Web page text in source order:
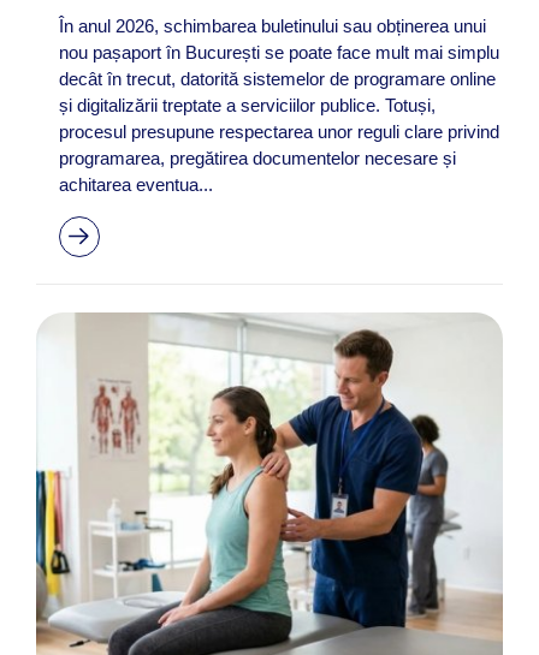
În anul 2026, schimbarea buletinului sau obținerea unui
nou pașaport în București se poate face mult mai simplu
decât în trecut, datorită sistemelor de programare online
și digitalizării treptate a serviciilor publice. Totuși,
procesul presupune respectarea unor reguli clare privind
programarea, pregătirea documentelor necesare și
achitarea eventua...